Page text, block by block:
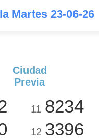
Martes 23-06-26
Ciudad
Previa
11 8234
12 3396